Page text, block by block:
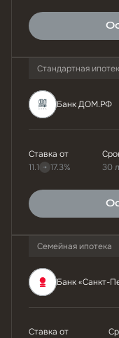
Стандартная
Банк ДОМ.РФ
Ставка от
11.1
17.3%
30
Семейная ипотека
Банк «Санкт-
Ставка от